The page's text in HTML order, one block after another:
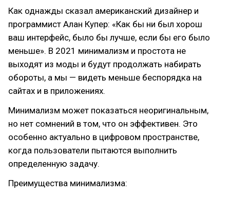
Как однажды сказал американский дизайнер и
программист Алан Купер: «Как бы ни был хорош
ваш интерфейс, было бы лучше, если бы его было
меньше». В 2021 минимализм и простота не
выходят из моды и будут продолжать набирать
обороты, а мы — видеть меньше беспорядка на
сайтах и в приложениях.
Минимализм может показаться неоригинальным,
но нет сомнений в том, что он эффективен. Это
особенно актуально в цифровом пространстве,
когда пользователи пытаются выполнить
определенную задачу.
Преимущества минимализма: